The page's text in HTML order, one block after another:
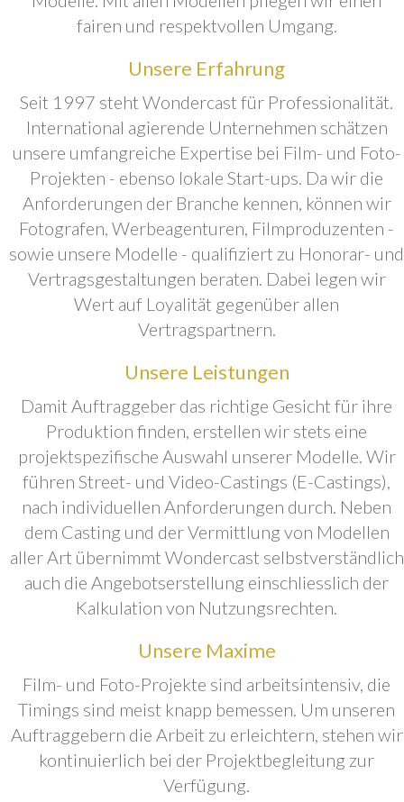
fairen und respektvollen Umgang.
Unsere Erfahrung
Seit 1997 steht Wondercast für Professionalität.
International agierende Unternehmen schätzen
unsere umfangreiche Expertise bei Film- und Foto-
Projekten - ebenso lokale Start-ups. Da wir die
Anforderungen der Branche kennen, können wir
Fotografen, Werbeagenturen, Filmproduzenten -
sowie unsere Modelle - qualifiziert zu Honorar- und
Vertragsgestaltungen beraten. Dabei legen wir
Wert auf Loyalität gegenüber allen
Vertragspartnern.
Unsere Leistungen
Damit Auftraggeber das richtige Gesicht für ihre
Produktion finden, erstellen wir stets eine
projektspezifische Auswahl unserer Modelle. Wir
führen Street- und Video-Castings (E-Castings),
nach individuellen Anforderungen durch. Neben
dem Casting und der Vermittlung von Modellen
aller Art übernimmt Wondercast selbstverständlich
auch die Angebotserstellung einschliesslich der
Kalkulation von Nutzungsrechten.
Unsere Maxime
Film- und Foto-Projekte sind arbeitsintensiv, die
Timings sind meist knapp bemessen. Um unseren
Auftraggebern die Arbeit zu erleichtern, stehen wir
kontinuierlich bei der Projektbegleitung zur
Verfügung.